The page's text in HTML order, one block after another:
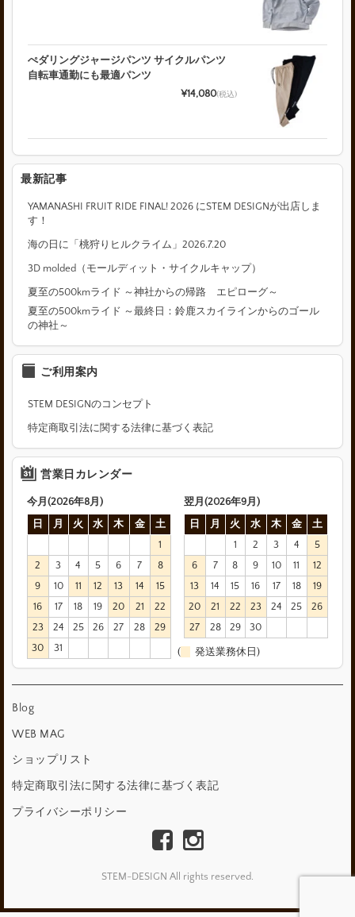
ぺダリングジャージパンツ サイクルパンツ
自転車通勤にも最適パンツ
¥14,080(税込)
最新記事
YAMANASHI FRUIT RIDE FINAL! 2026 にSTEM DESIGNが出店しま
す！
海の日に「桃狩りヒルクライム」2026.7.20
3D molded（モールディット・サイクルキャップ）
夏至の500kmライド ～神社からの帰路 エピローグ～
夏至の500kmライド ～最終日：鈴鹿スカイラインからのゴール
の神社～
ご利用案内
STEM DESIGNのコンセプト
特定商取引法に関する法律に基づく表記
営業日カレンダー
今月(2026年8月)
日
月 火 水 木 金
土
1
2
3 4 5 6 7
8
9
10 11 12 13 14
15
16
17 18 19 20 21
22
23
24 25 26 27 28
29
30
31
翌月(2026年9月)
日
月 火 水 木 金
土
1
2 3 4
5
6
7 8 9 10 11
12
13
14 15 16 17 18
19
20
21 22 23 24 25
26
27
28 29 30
( 発送業務休日)
Blog
WEB MAG
ショップリスト
特定商取引法に関する法律に基づく表記
プライバシーポリシー
STEM-DESIGN All rights reserved.